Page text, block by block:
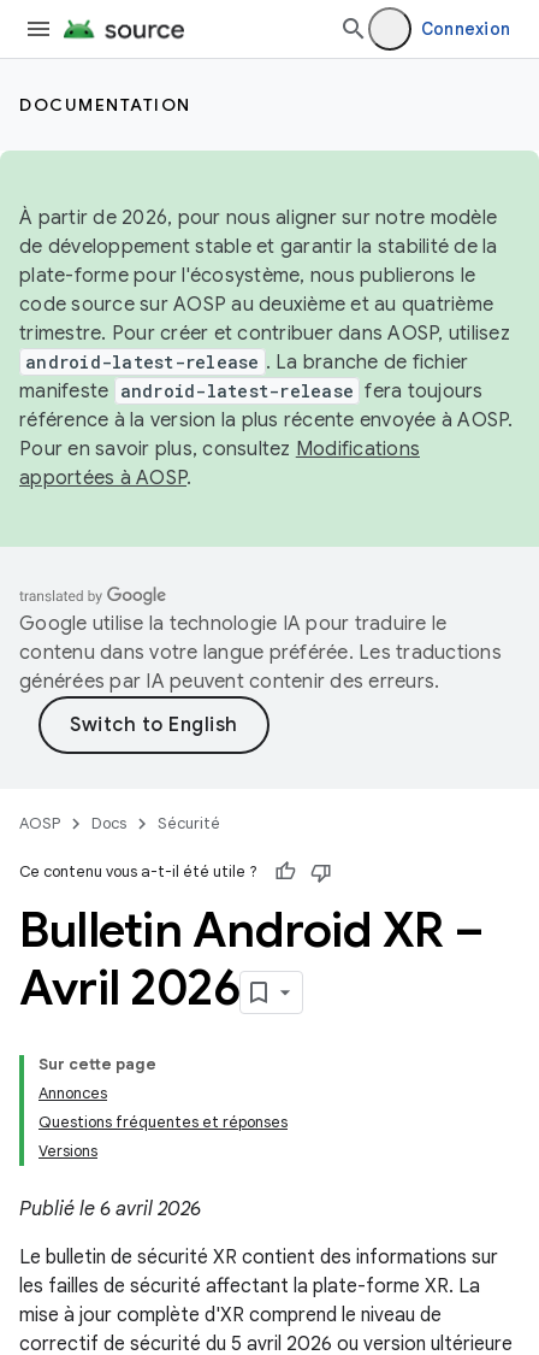
Connexion
DOCUMENTATION
À partir de 2026, pour nous aligner sur notre modèle
de développement stable et garantir la stabilité de la
plate-forme pour l'écosystème, nous publierons le
code source sur AOSP au deuxième et au quatrième
trimestre. Pour créer et contribuer dans AOSP, utilisez
android-latest-release . La branche de fichier
manifeste android-latest-release fera toujours
référence à la version la plus récente envoyée à AOSP.
Pour en savoir plus, consultez Modifications
apportées à AOSP.
Google utilise la technologie IA pour traduire le
contenu dans votre langue préférée. Les traductions
générées par IA peuvent contenir des erreurs.
AOSP Docs Sécurité
Ce contenu vous a-t-il été utile ?
Bulletin Android XR –
Avril 2026
Sur cette page
Annonces
Questions fréquentes et réponses
Versions
Publié le 6 avril 2026
Le bulletin de sécurité XR contient des informations sur
les failles de sécurité affectant la plate-forme XR. La
mise à jour complète d'XR comprend le niveau de
correctif de sécurité du 5 avril 2026 ou version ultérieure